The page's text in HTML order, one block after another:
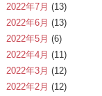
2022年7月 (13)
2022年6月 (13)
2022年5月 (6)
2022年4月 (11)
2022年3月 (12)
2022年2月 (12)